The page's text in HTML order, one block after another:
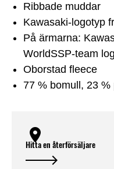
Ribbade muddar
Kawasaki-logotyp
På ärmarna:
WorldSSP-team
Oborstad fleece
77 % bomull, 23 %
Hitta en återförsäljare